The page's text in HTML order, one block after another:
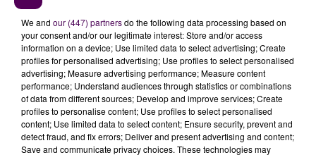
À LA UNE
We and our (447) partnersdo the following data processing based on
your consent and/or our legitimate interest: Store and/or access
information on a device; Use limited data to select advertising; Create
profiles for personalised advertising; Use profiles to select personalised
advertising; Measure advertising performance; Measure content
performance; Understand audiences through statistics or combinations
of data from different sources; Develop and improve services; Create
profiles to personalise content; Use profiles to select personalised
content; Use limited data to select content; Ensure security, prevent and
detect fraud, and fix errors; Deliver and present advertising and content;
Save and communicate privacy choices. These technologies may